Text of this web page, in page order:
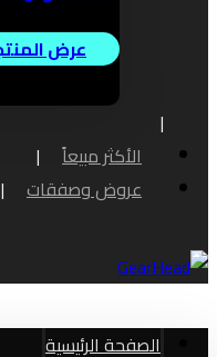
عرض
الأكثر مبيعاً
عروض وصفقات
الصفحة الرئيسية